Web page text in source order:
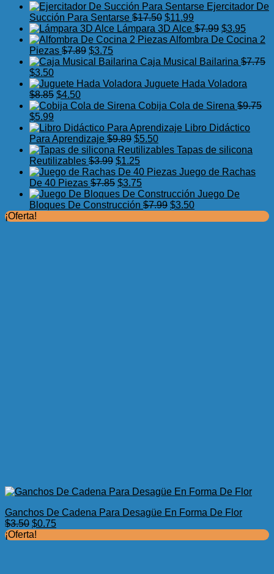
Ejercitador De
Succión Para Sentarse $17.50 El
precio
original
$17.50.
$11.99
precio
actual
$11.99.
Lámpara 3D Alce $7.99 El
precio
era:
$3.95El
precio
es:
Alfombra De Cocina 2
Piezas $7.89 El
precio
era:
$3.75El
precio
es:
Caja Musical Bailarina $7.75
El
precio
original
era:
$7.75.
$3.50El
precio
actual
es:
Juguete Hada Voladora
$8.85 El
precio
era:
$8.85.
$4.50El
precio
es:
$4.50.
Cobija Cola de Sirena $9.75
El
precio
original
era:
$9.75.
$5.99
precio
actual
es:
$5.99.
Libro Didáctico
Para Aprendizaje $9.89 El
precio
original
era:
$9.89.
$5.50El
precio
es:
Tapas de silicona
Reutilizables $3.99 El
precio
original
era:
$3.99.
$1.25El
precio
actual
es:
$1.25.
Juego de Rachas
De 40 Piezas $7.85 El
precio
original
$3.75El
precio
actual
Juego De
Bloques De Construcción $7.99 El
$3.50El
¡Oferta!
Ganchos De Cadena Para Desagüe En Forma De Flor
$3.50 El
precio
$0.75El
¡Oferta!